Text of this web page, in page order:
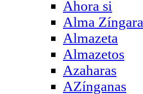
Ahora si
Alma Zíngara
Almazeta
Almazetos
Azaharas
AZínganas